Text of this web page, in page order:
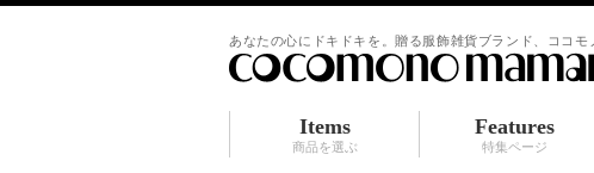
あなたの心にドキドキを。贈る服飾雑貨ブランド、ココモ
Items
商品を選ぶ
Features
特集ページ